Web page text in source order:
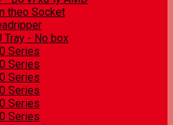
theo Socket
Tray - No box
Series
Series
Series
Series
Series
Series